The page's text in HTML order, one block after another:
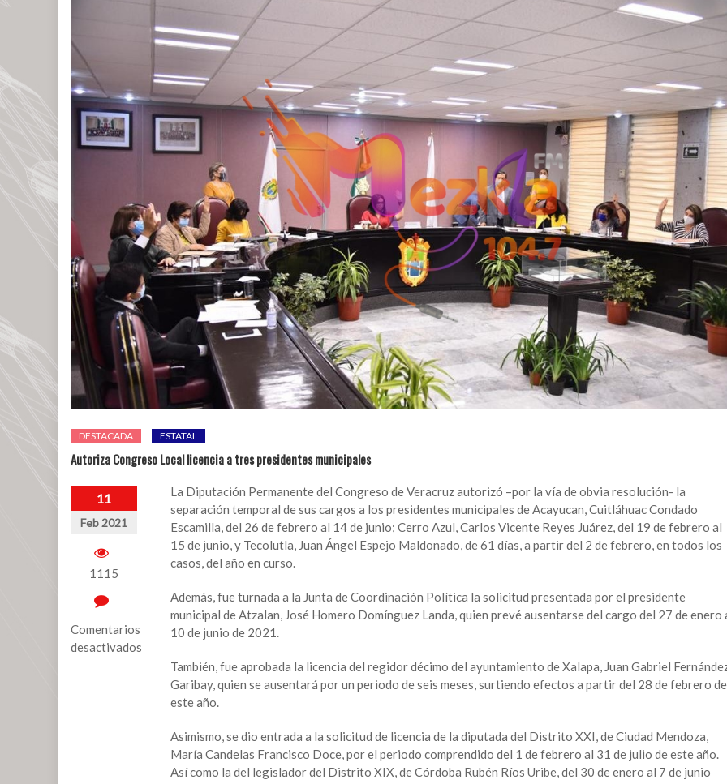
DESTACADA ESTATAL
Autoriza Congreso Local licencia a tres presidentes municipales
11
Feb 2021
1115
Comentarios
desactivados
La Diputación Permanente del Congreso de Veracruz autorizó –por la vía de obvia resolución- la
separación temporal de sus cargos a los presidentes municipales de Acayucan, Cuitláhuac Condado
Escamilla, del 26 de febrero al 14 de junio; Cerro Azul, Carlos Vicente Reyes Juárez, del 19 de febrero al
15 de junio, y Tecolutla, Juan Ángel Espejo Maldonado, de 61 días, a partir del 2 de febrero, en todos los
casos, del año en curso.
Además, fue turnada a la Junta de Coordinación Política la solicitud presentada por el presidente
municipal de Atzalan, José Homero Domínguez Landa, quien prevé ausentarse del cargo del 27 de enero
10 de junio de 2021.
También, fue aprobada la licencia del regidor décimo del ayuntamiento de Xalapa, Juan Gabriel
Garibay, quien se ausentará por un periodo de seis meses, surtiendo efectos a partir del 28 de febrero de
este año.
Asimismo, se dio entrada a la solicitud de licencia de la diputada del Distrito XXI, de Ciudad Mendoza,
María Candelas Francisco Doce, por el periodo comprendido del 1 de febrero al 31 de julio de este año.
Así como la del legislador del Distrito XIX, de Córdoba Rubén Ríos Uribe, del 30 de enero al 7 de junio